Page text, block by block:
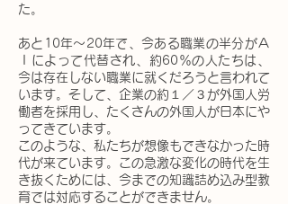
た。
あと10年～20年で、今ある職業の半分がＡ
Ｉによって代替され、約60％の人たちは、
今は存在しない職業に就くだろうと言われて
います。そして、企業の約１／３が外国人労
働者を採用し、たくさんの外国人が日本にや
ってきています。
このような、私たちが想像もできなかった時
代が来ています。この急激な変化の時代を生
き抜くためには、 今までの知識詰め込み型教
育では対応することができません。